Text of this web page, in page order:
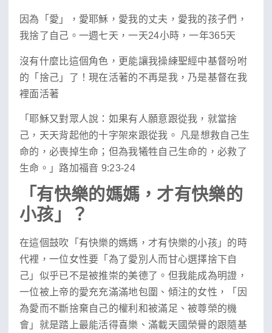
因為「愛」，愛耶穌，愛我的丈夫，愛我的孩子們，
我捨了自己。一週七天，一天24小時，一年365天
沒有什麼比這個角色，更能讓我操練聖經中基督吩咐
的「捨己」了！現在活著的不再是我，乃是基督在我
裡面活著
「耶穌又對眾人說：如果有人願意跟從我，就當捨
己，天天背起他的十字架來跟從我。 凡是想救自己生
命的，必喪掉生命；但為我犧牲自己生命的，必救了
生命。」路加福音 9:23-24
「有快樂的媽媽，才有快樂的
小孩」？
在這個鼓吹「有快樂的媽媽，才有快樂的小孩」的時
代裡，一位女性要「為了愛別人而甘心選擇捨下自
己」似乎已不是被推崇的美德了。但我能成為明證，
一位被上帝的愛充充滿滿地包圍、傾注的女性，「因
為愛而不斷捨棄自己的權利和被滿足、被尊榮的機
會」就是踏上最能活得喜樂、滿載天國榮譽的跟隨基